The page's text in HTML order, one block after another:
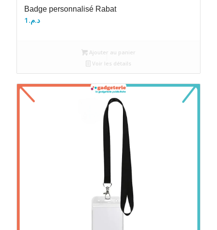
Badge personnalisé Rabat
د.م. 1
Ajouter au panier
Voir les détails